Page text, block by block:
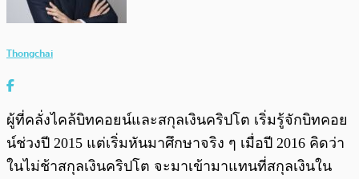
Thongchai
ผู้ที่คลั่งไคล้บิทคอยน์และสกุลเงินคริปโต เริ่มรู้จักบิทคอย
น์ช่วงปี 2015 แต่เริ่มหันมาศึกษาจริง ๆ เมื่อปี 2016 คิดว่า
ในไม่ช้าสกุลเงินคริปโต จะมาเข้ามาแทนที่สกุลเงินใน